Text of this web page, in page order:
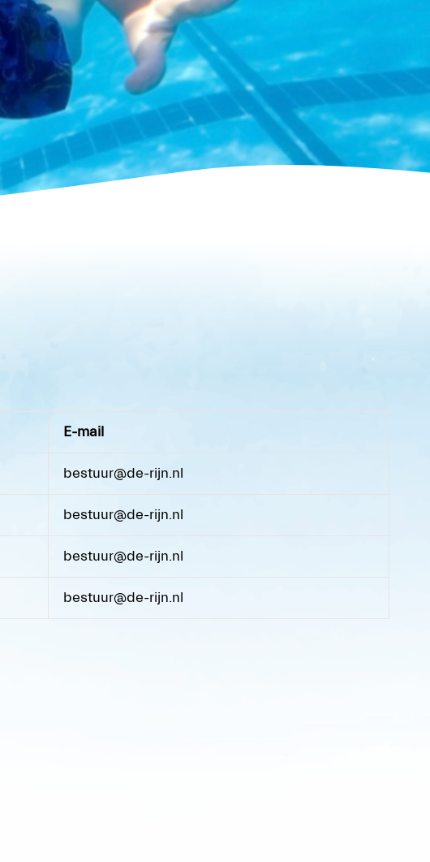
E-mail
bestuur@de-rijn.nl
bestuur@de-rijn.nl
bestuur@de-rijn.nl
bestuur@de-rijn.nl